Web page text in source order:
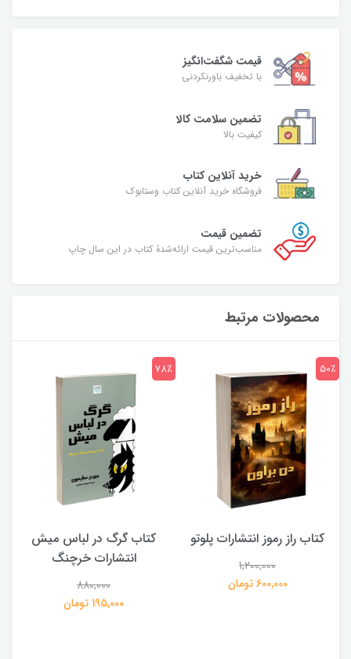
قیمت شگفت‌انگیز
با تخفیف باورنکردنی
تضمین سلامت کالا
کیفیت بالا
خرید آنلاین کتاب
فروشگاه خرید آنلاین کتاب وستابوک
تضمین قیمت
مناسب‌ترین قیمت ارائه‌شدۀ کتاب در این سال چاپ
محصولات مرتبط
کتاب راز رموز انتشارات پلوتو
1,200,000
600,000 تومان
50٪
کتاب گرگ در لباس میش
انتشارات خرچنگ
880,000
195,000 تومان
78٪